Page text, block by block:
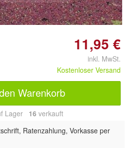
11,95 €
inkl. MwSt.
Kostenloser Versand
Warenkorb
Lager 16 verkauft
Ratenzahlung, Vorkasse per